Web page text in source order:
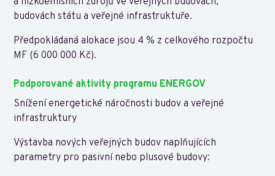
budovách státu a veřejné infrastruktuře.
Předpokládaná alokace jsou 4 % z celkového rozpočtu
MF (6 000 000 Kč).
Podporované aktivity programu ENERGOV
Snížení energetické náročnosti budov a veřejné
infrastruktury
Výstavba nových veřejných budov naplňujících
parametry pro pasivní nebo plusové budovy: